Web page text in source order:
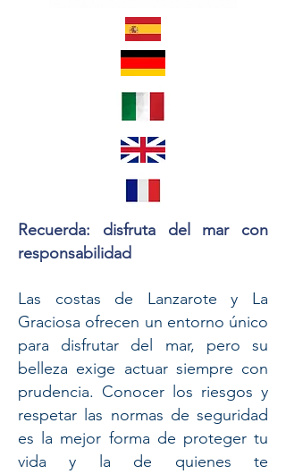
Recuerda: disfruta del mar con
responsabilidad
Las costas de Lanzarote y La
Graciosa ofrecen un entorno único
para disfrutar del mar, pero su
belleza exige actuar siempre con
prudencia. Conocer los riesgos y
respetar las normas de seguridad
es la mejor forma de proteger tu
vida y la de quienes te